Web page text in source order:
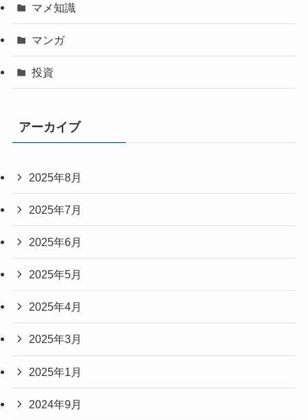
マメ知識
マンガ
投資
アーカイブ
2025年8月
2025年7月
2025年6月
2025年5月
2025年4月
2025年3月
2025年1月
2024年9月